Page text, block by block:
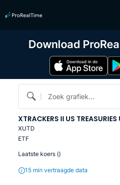
Zoek grafiek...
XTRACKERS II US TREASURIES
XUTD
ETF
Laatste koers ()
15 min vertraagde data
Download